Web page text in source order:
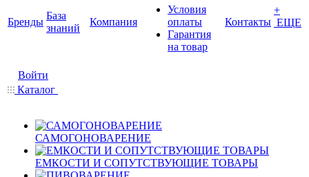
Бренды
База
знаний
Компания
Условия
оплаты
Гарантия
на товар
Контакты
+
ЕЩЕ
Войти
Каталог
САМОГОНОВАРЕНИЕ
ЕМКОСТИ И СОПУТСТВУЮЩИЕ ТОВАРЫ